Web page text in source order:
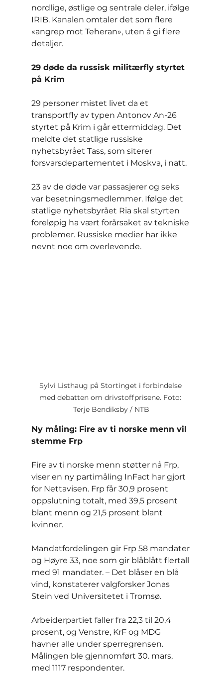
nordlige, østlige og sentrale deler, ifølge
IRIB. Kanalen omtaler det som flere
«angrep mot Teheran», uten å gi flere
detaljer.
29 døde da russisk militærfly styrtet
på Krim
29 personer mistet livet da et
transportfly av typen Antonov An-26
styrtet på Krim i går ettermiddag. Det
meldte det statlige russiske
nyhetsbyrået Tass, som siterer
forsvarsdepartementet i Moskva, i natt.
23 av de døde var passasjerer og seks
var besetningsmedlemmer. Ifølge det
statlige nyhetsbyrået Ria skal styrten
foreløpig ha vært forårsaket av tekniske
problemer. Russiske medier har ikke
nevnt noe om overlevende.
Sylvi Listhaug på Stortinget i forbindelse
med debatten om drivstoffprisene. Foto:
Terje Bendiksby / NTB
Ny måling: Fire av ti norske menn vil
stemme Frp
Fire av ti norske menn støtter nå Frp,
viser en ny partimåling InFact har gjort
for Nettavisen. Frp får 30,9 prosent
oppslutning totalt, med 39,5 prosent
blant menn og 21,5 prosent blant
kvinner.
Mandatfordelingen gir Frp 58 mandater
og Høyre 33, noe som gir blåblått flertall
med 91 mandater. – Det blåser en blå
vind, konstaterer valgforsker Jonas
Stein ved Universitetet i Tromsø.
Arbeiderpartiet faller fra 22,3 til 20,4
prosent, og Venstre, KrF og MDG
havner alle under sperregrensen.
Målingen ble gjennomført 30. mars,
med 1117 respondenter.